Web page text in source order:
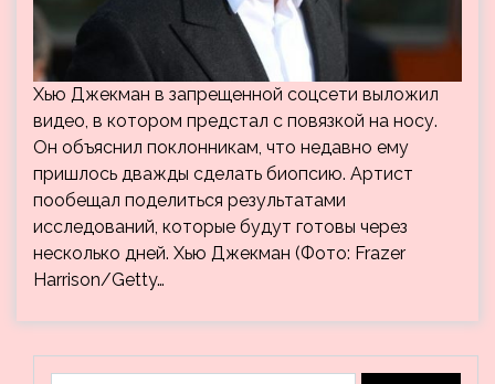
Хью Джекман в запрещенной соцсети выложил
видео, в котором предстал с повязкой на носу.
Он объяснил поклонникам, что недавно ему
пришлось дважды сделать биопсию. Артист
пообещал поделиться результатами
исследований, которые будут готовы через
несколько дней. Хью Джекман (Фото: Frazer
Harrison/Getty…